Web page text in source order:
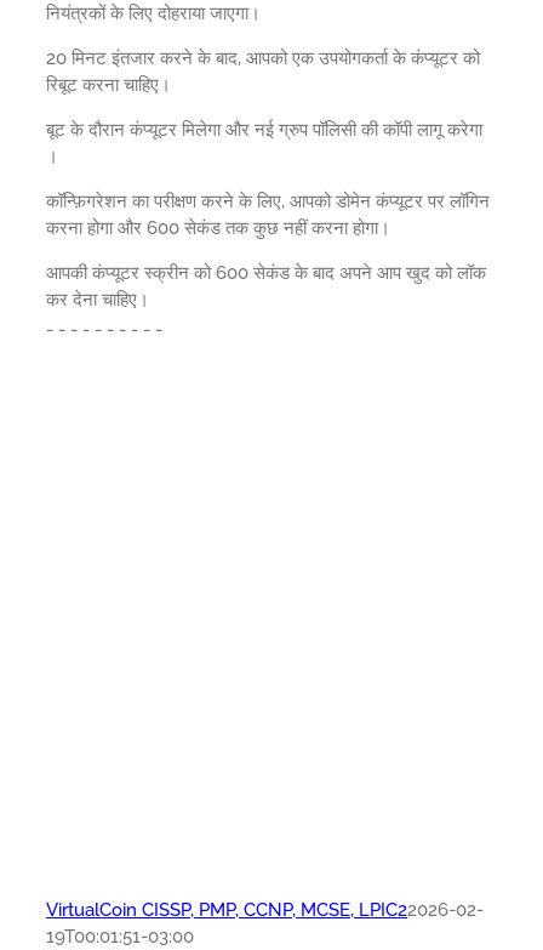
नियंत्रकों के लिए दोहराया जाएगा।
20 मिनट इंतजार करने के बाद, आपको एक उपयोगकर्ता के कंप्यूटर को
रिबूट करना चाहिए।
बूट के दौरान कंप्यूटर मिलेगा और नई ग्रुप पॉलिसी की कॉपी लागू करेगा
।
कॉन्फ़िगरेशन का परीक्षण करने के लिए, आपको डोमेन कंप्यूटर पर लॉगिन
करना होगा और 600 सेकंड तक कुछ नहीं करना होगा।
आपकी कंप्यूटर स्क्रीन को 600 सेकंड के बाद अपने आप खुद को लॉक
कर देना चाहिए।
- - - - - - - - - -
VirtualCoin CISSP, PMP, CCNP, MCSE, LPIC22026-02-
19T00:01:51-03:00